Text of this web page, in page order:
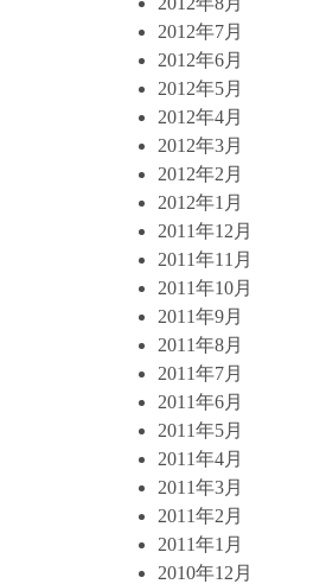
2012年7月
2012年6月
2012年5月
2012年4月
2012年3月
2012年2月
2012年1月
2011年12月
2011年11月
2011年10月
2011年9月
2011年8月
2011年7月
2011年6月
2011年5月
2011年4月
2011年3月
2011年2月
2011年1月
2010年12月